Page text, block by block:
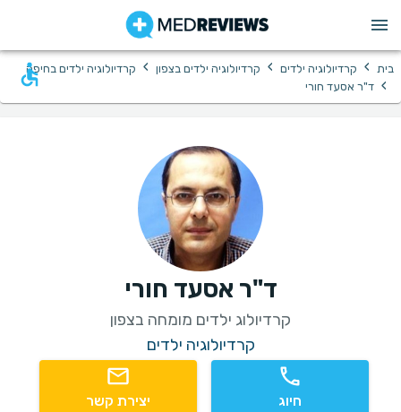
בית › קרדיולוגיה ילדים › קרדיולוגיה ילדים בצפון › קרדיולוגיה ילדים בחיפה
› ד"ר אסעד חורי
ד"ר אסעד חורי
קרדיולוג ילדים מומחה בצפון
קרדיולוגיה ילדים
חיוג יצירת קשר